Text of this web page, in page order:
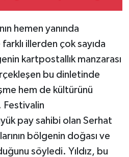
hemen yanında
illerden çok sayıda
kartpostallık manzarası
bu dinletinde
hem de kültürünü
Festivalin
pay sahibi olan Serhat
bölgenin doğası ve
söyledi. Yıldız, bu